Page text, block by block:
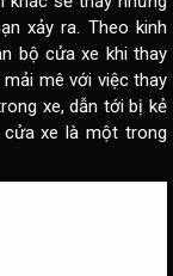
xảy ra. Theo kinh
bộ cửa xe khi thay
mê với việc thay
xe, dẫn tới bị kẻ
cửa xe là một trong